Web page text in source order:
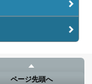
ページ先頭へ